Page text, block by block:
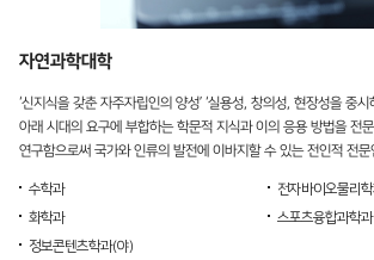
자연과학대학
‘신지식을 갖춘 자주자립인의 양성’ ‘실용성, 창의성, 현장성을 중
아래 시대의 요구에 부합하는 학문적 지식과 이의 응용 방법을 전
연구함으로써 국가와 인류의 발전에 이바지할 수 있는 전인적 전
수학과
전자바이오물리
화학과
스포츠융합과학과
정보콘텐츠학과(야)